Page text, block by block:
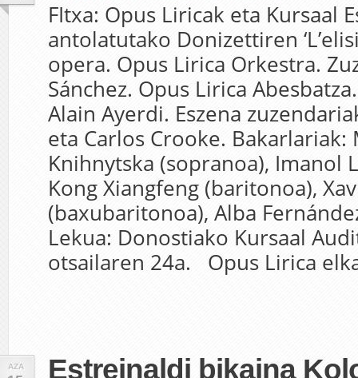
FItxa: Opus Liricak eta Kursaal
antolatutako Donizettiren
opera. Opus Lirica Orkestra.
Sánchez. Opus Lirica
Alain Ayerdi. Eszena
eta Carlos Crooke. Bakarlariak:
Knihnytska (sopranoa), Imanol
Kong Xiangfeng (baritonoa),
(baxubaritonoa), Alba
Lekua: Donostiako Kursaal
otsailaren 24a. Opus Lirica
AZA
Estreinaldi bikaina